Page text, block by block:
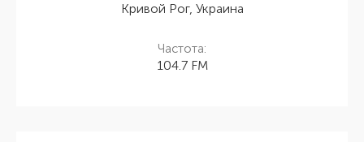
Кривой Рог, Украина
Частота:
104.7 FM